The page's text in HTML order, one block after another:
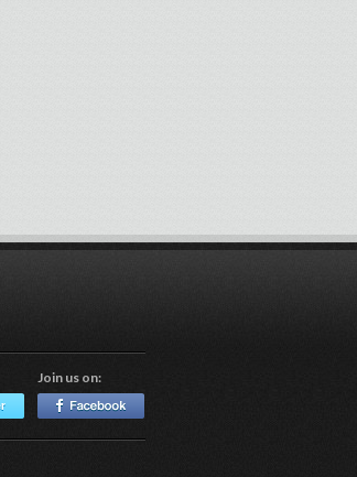
Join us on: